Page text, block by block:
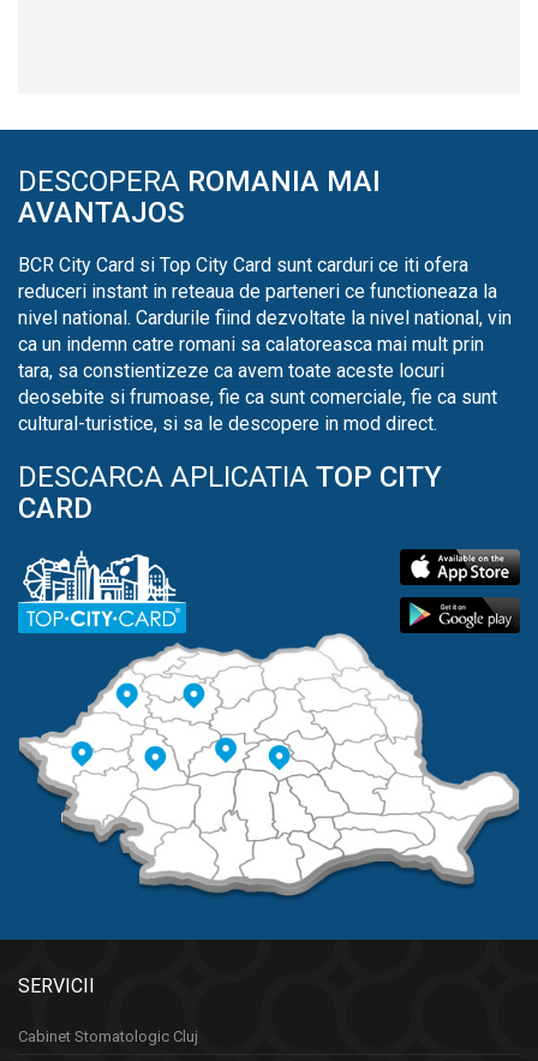
DESCOPERA ROMANIA MAI
AVANTAJOS
BCR City Card si Top City Card sunt carduri ce iti ofera
reduceri instant in reteaua de parteneri ce functioneaza la
nivel national. Cardurile fiind dezvoltate la nivel national, vin
ca un indemn catre romani sa calatoreasca mai mult prin
tara, sa constientizeze ca avem toate aceste locuri
deosebite si frumoase, fie ca sunt comerciale, fie ca sunt
cultural-turistice, si sa le descopere in mod direct.
DESCARCA APLICATIA TOP CITY
CARD
SERVICII
Cabinet Stomatologic Cluj